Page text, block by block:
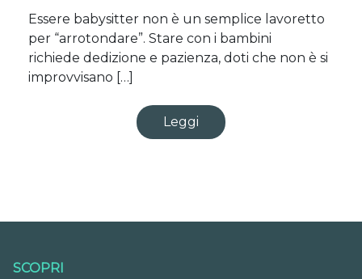
Essere babysitter non è un semplice lavoretto
per “arrotondare”. Stare con i bambini
richiede dedizione e pazienza, doti che non è si
improvvisano […]
Leggi
SCOPRI